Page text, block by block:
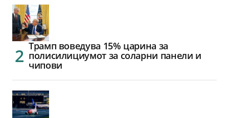
Трамп воведува 15% царина за
полисилициумот за соларни панели и
чипови